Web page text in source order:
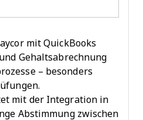
mit QuickBooks
Gehaltsabrechnung
– besonders
mit der Integration in
Abstimmung zwischen